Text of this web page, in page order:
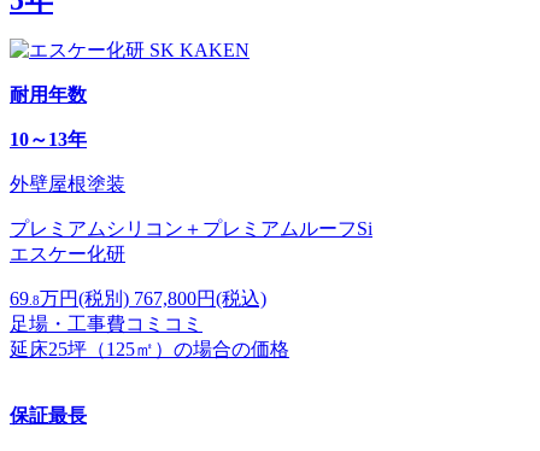
耐用年数
10～13年
外壁屋根塗装
プレミアムシリコン＋プレミアムルーフSi
エスケー化研
69 .8万円(税別) 767,800円(税込)
足場・工事費コミコミ
延床25坪（125㎡）の場合の価格
保証最長